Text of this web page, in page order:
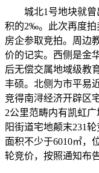
城北1号地块就曾
积的2‰。此次再度拍
房企参取竞拍。周边
价的记实。西侧是金
后无偿交属地域级教
丰硕。北侧为市平易
竞得南浔经济开辟区
2公里范畴内有凯虹
阳街道宅地颠末231
面积不少于6010㎡，
轮竞价，按照通知布